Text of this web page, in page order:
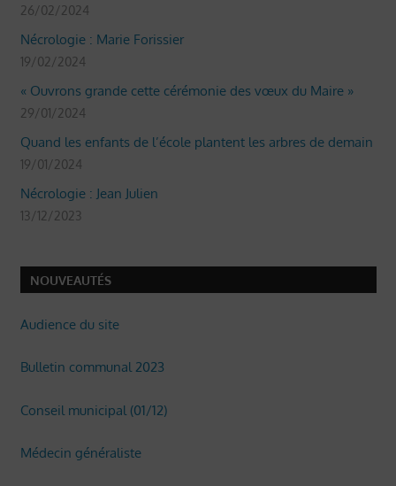
26/02/2024
Nécrologie : Marie Forissier
19/02/2024
« Ouvrons grande cette cérémonie des vœux du Maire »
29/01/2024
Quand les enfants de l’école plantent les arbres de demain
19/01/2024
Nécrologie : Jean Julien
13/12/2023
NOUVEAUTÉS
Audience du site
Bulletin communal 2023
Conseil municipal (01/12)
Médecin généraliste